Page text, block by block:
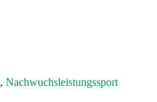
, Nachwuchsleistungssport